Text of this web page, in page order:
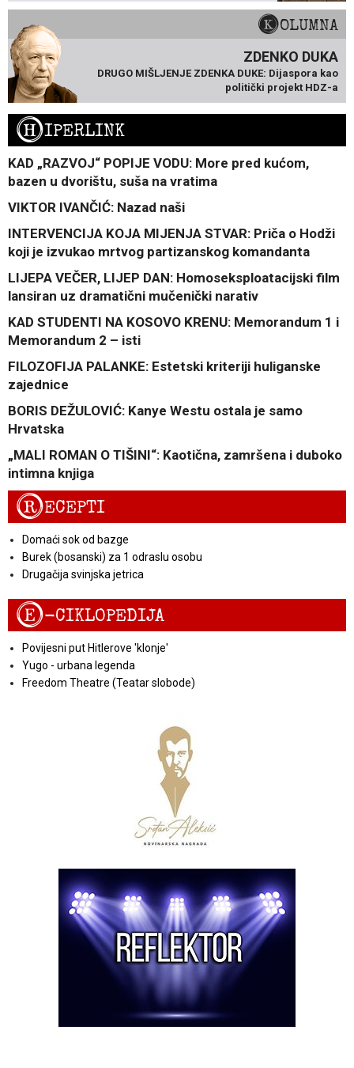
KOLUMNA
ZDENKO DUKA
DRUGO MIŠLJENJE ZDENKA DUKE: Dijaspora kao
politički projekt HDZ-a
HIPERLINK
KAD „RAZVOJ“ POPIJE VODU: More pred kućom,
bazen u dvorištu, suša na vratima
VIKTOR IVANČIĆ: Nazad naši
INTERVENCIJA KOJA MIJENJA STVAR: Priča o Hodži
koji je izvukao mrtvog partizanskog komandanta
LIJEPA VEČER, LIJEP DAN: Homoseksploatacijski film
lansiran uz dramatični mučenički narativ
KAD STUDENTI NA KOSOVO KRENU: Memorandum 1 i
Memorandum 2 – isti
FILOZOFIJA PALANKE: Estetski kriteriji huliganske
zajednice
BORIS DEŽULOVIĆ: Kanye Westu ostala je samo
Hrvatska
„MALI ROMAN O TIŠINI“: Kaotična, zamršena i duboko
intimna knjiga
RECEPTI
Domaći sok od bazge
Burek (bosanski) za 1 odraslu osobu
Drugačija svinjska jetrica
E-CIKLOPEDIJA
Povijesni put Hitlerove 'klonje'
Yugo - urbana legenda
Freedom Theatre (Teatar slobode)